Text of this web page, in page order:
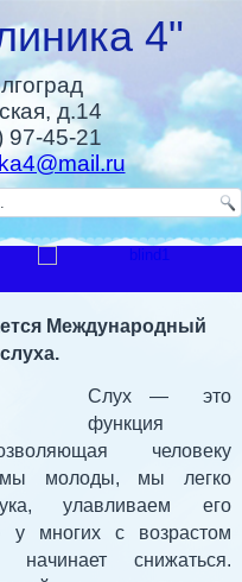
4"
д.14
97-45-21
Международный
Слух — это
функция
человеку
мы молоды, мы легко
улавливаем его
у многих с возрастом
начинает снижаться.